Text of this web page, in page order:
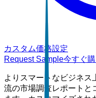
カスタム価格設定
Request Sample今すぐ購
よりスマートなビジネス
流の市場調査レポートと